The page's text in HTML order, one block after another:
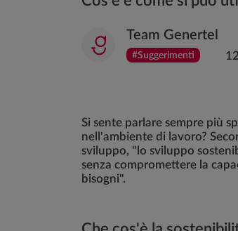
Team Genertel
#Suggerimenti
Si sente parlare sempre più
nell'ambiente di lavoro?
sviluppo, "lo sviluppo
senza compromettere la
bisogni".